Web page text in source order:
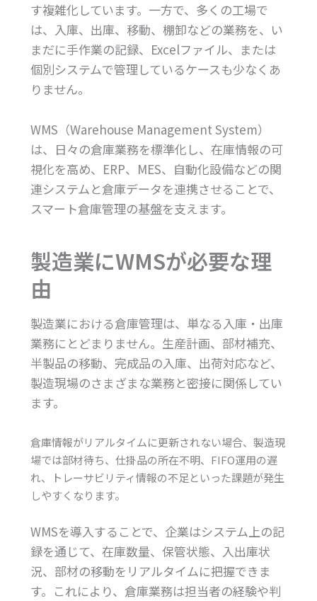
す複雑化しています。一方で、多くの工場で
は、入庫、出庫、移動、棚卸などの業務を、い
まだに手作業の記録、Excelファイル、または
個別システムで管理しているケースも少なくあ
りません。
WMS（Warehouse Management System）
は、日々の倉庫業務を標準化し、在庫情報の可
視化を高め、ERP、MES、自動化設備などの関
連システムと倉庫データを連携させることで、
スマート倉庫管理の基盤を支えます。
製造業にWMSが必要な理
由
製造業における倉庫管理は、単なる入庫・出庫
業務にとどまりません。生産計画、部材補充、
半製品の移動、完成品の入庫、出荷対応など、
製造現場のさまざまな業務と密接に関係してい
ます。
倉庫情報がリアルタイムに更新されない場合、製造現
場では部材待ち、仕掛品の所在不明、FIFO運用の遅
れ、トレーサビリティ情報の不足といった課題が発生
しやすくなります。
WMSを導入することで、企業はシステム上の記
録を通じて、在庫数量、保管状態、入出庫状
況、部材の移動をリアルタイムに把握できま
す。これにより、倉庫業務は担当者の経験や判